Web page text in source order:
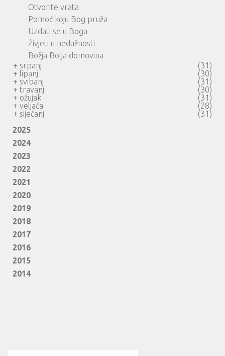
Otvorite vrata
Pomoć koju Bog pruža
Uzdati se u Boga
Živjeti u nedužnosti
Božja Bolja domovina
+ srpanj
(31)
+ lipanj
(30)
+ svibanj
(31)
+ travanj
(30)
+ ožujak
(31)
+ veljača
(28)
+ siječanj
(31)
2025
2024
2023
2022
2021
2020
2019
2018
2017
2016
2015
2014